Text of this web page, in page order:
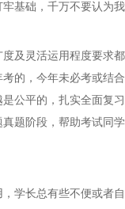
基础，千万不要认为
及灵活运用程度要
的，今年未必考或结
公平的，扎实全面复
题阶段，帮助考试同
学长总有些不便或者